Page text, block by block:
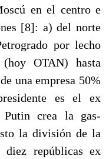
en el centro e
[8]: a) del norte
por lecho
OTAN) hasta
una empresa 50%
es el ex
Putin crea la gas-
la división de la
repúblicas ex